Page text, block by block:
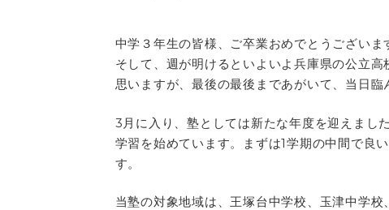
中学３年生の皆様、ご卒業おめでとうございま
そして、週が明けるといよいよ兵庫県の公立
思いますが、最後の最後まであがいて、当日臨
3月に入り、塾としては新たな年度を迎えまし
学習を始めています。まずは1学期の中間で良
す。
当塾の対象地域は、王塚台中学校、玉津中学